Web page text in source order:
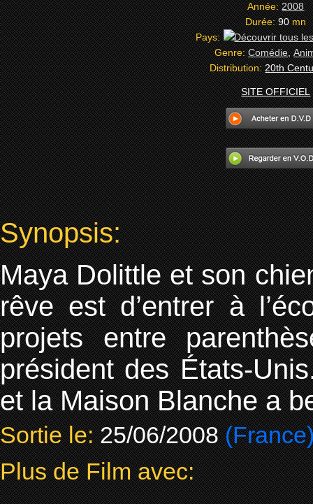
Année:2008
Durée:90mn
Pays:
Genre:Comédie,
Distribution:20th
SITE OFFICIEL
Synopsis:
Maya Dolittle et son
rêve est d’entrer à
projets entre
président des États-
et la Maison Blanche a
Sortie le: 25/06/2008
Plus de Film avec: